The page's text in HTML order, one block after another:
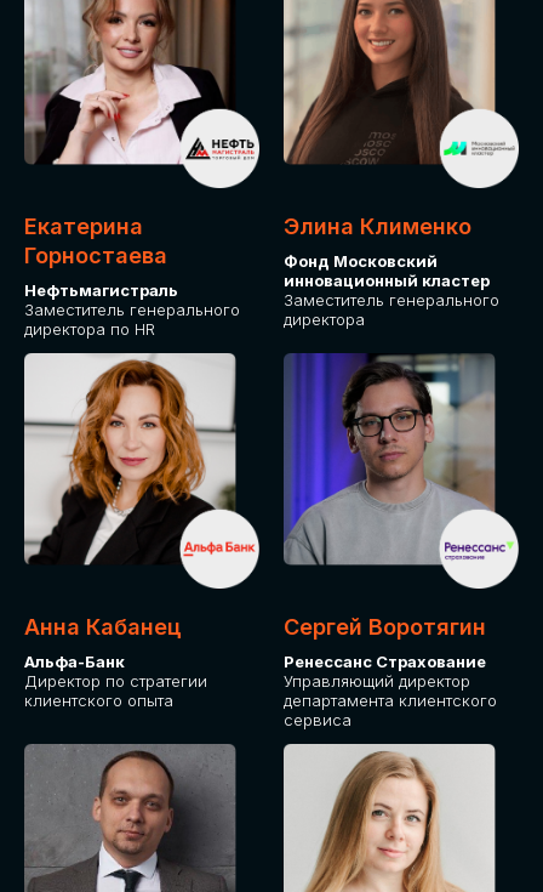
Екатерина
Горностаева
Нефтьмагистраль
Заместитель генерального
директора по HR
Элина Клименко
Фонд Московский
инновационный кластер
Заместитель генерального
директора
Анна Кабанец
Альфа-Банк
Директор по стратегии
клиентского опыта
Сергей Воротягин
Ренессанс Страхование
Управляющий директор
департамента клиентского
сервиса
Приглашаем стать партнером GLOBAL
TECH FORUM и презентовать ваши
решения целевой аудитории. Будем
рады сотрудничеству!
СТАНЬТЕ
ЭКСПОНЕНТОМ
ПОДАТЬ ЗАЯВКУ
IT Solutions for Business
СТОИМОСТЬ
УЧАСТИЯ